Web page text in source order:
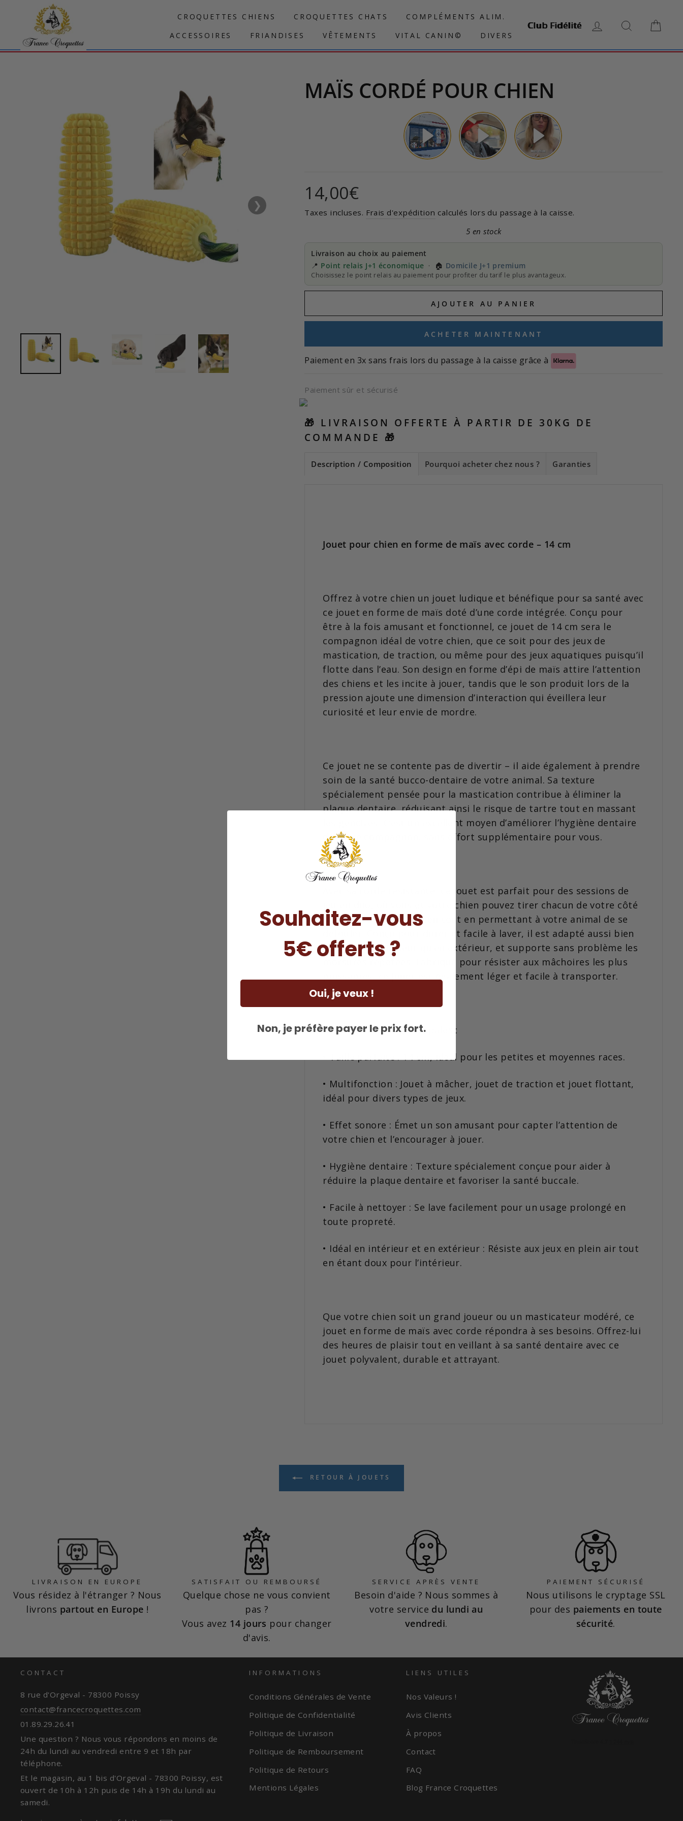
contenu
CROQUETTES CHIENS CROQUETTES CHATS
COMPLÉMENTS ALIM.
ACCESSOIRES
FRIANDISES VÊTEMENTS VITAL CANIN© DIVERS
Club Fidélité SE CONNECTER
❯
MAÏS CORDÉ POUR CHIEN
Prix
régulier
14,00€
Taxes incluses. Frais d'expédition calculés lors du passage à la caisse.
5 en stock
Livraison au choix au paiement
📍 Point relais J+1 économique · 🏠 Domicile J+1 premium
Choisissez le point relais au paiement pour profiter du tarif le plus avantageux.
AJOUTER AU PANIER
ACHETER MAINTENANT
Paiement en 3x sans frais lors du passage à la caisse grâce à
Paiement sûr et sécurisé
🎁 LIVRAISON OFFERTE À PARTIR DE 30KG DE
COMMANDE 🎁
Description / Composition Pourquoi acheter chez nous ? Garanties
Jouet pour chien en forme de maïs avec corde – 14 cm
Offrez à votre chien un jouet ludique et bénéfique pour sa santé avec
ce jouet en forme de maïs doté d’une corde intégrée. Conçu pour
être à la fois amusant et fonctionnel, ce jouet de 14 cm sera le
compagnon idéal de votre chien, que ce soit pour des jeux de
mastication, de traction, ou même pour des jeux aquatiques puisqu’il
flotte dans l’eau. Son design en forme d’épi de maïs attire l’attention
des chiens et les incite à jouer, tandis que le son produit lors de la
pression ajoute une dimension d’interaction qui éveillera leur
curiosité et leur envie de mordre.
Ce jouet ne se contente pas de divertir – il aide également à prendre
soin de la santé bucco-dentaire de votre animal. Sa texture
spécialement pensée pour la mastication contribue à éliminer la
plaque dentaire, réduisant ainsi le risque de tartre tout en massant
les gencives. C’est un excellent moyen d’améliorer l’hygiène dentaire
de votre compagnon, sans effort supplémentaire pour vous.
Avec sa corde résistante, ce jouet est parfait pour des sessions de
jeu en duo, où vous et votre chien pouvez tirer chacun de votre côté
pour renforcer votre lien tout en permettant à votre animal de se
défouler. Conçu pour durer et facile à laver, il est adapté aussi bien
aux jeux en intérieur qu’en extérieur, et supporte sans problème les
morsures répétées. Fabriqué pour résister aux mâchoires les plus
puissantes, ce jouet est également léger et facile à transporter.
Caractéristiques principales :
• Taille parfaite : 14 cm, idéal pour les petites et moyennes races.
• Multifonction : Jouet à mâcher, jouet de traction et jouet flottant,
idéal pour divers types de jeux.
• Effet sonore : Émet un son amusant pour capter l’attention de
votre chien et l’encourager à jouer.
• Hygiène dentaire : Texture spécialement conçue pour aider à
réduire la plaque dentaire et favoriser la santé buccale.
• Facile à nettoyer : Se lave facilement pour un usage prolongé en
toute propreté.
• Idéal en intérieur et en extérieur : Résiste aux jeux en plein air tout
en étant doux pour l’intérieur.
Que votre chien soit un grand joueur ou un masticateur modéré, ce
jouet en forme de maïs avec corde répondra à ses besoins. Offrez-lui
des heures de plaisir tout en veillant à sa santé dentaire avec ce
jouet polyvalent, durable et attrayant.
RETOUR À JOUETS
LIVRAISON EN EUROPE
Vous résidez à l'étranger ? Nous
livrons partout en Europe !
SATISFAIT OU REMBOURSÉ
Quelque chose ne vous convient
pas ?
Vous avez 14 jours pour changer
d'avis.
SERVICE APRÈS VENTE
Besoin d'aide ? Nous sommes à
votre service du lundi au
vendredi.
PAIEMENT SÉCURISÉ
Nous utilisons le cryptage SSL
pour des paiements en toute
sécurité.
CONTACT
8 rue d'Orgeval - 78300 Poissy
contact@francecroquettes.com
01.89.29.26.41
Une question ? Nous vous répondons en moins de
24h du lundi au vendredi entre 9 et 18h par
téléphone.
Et le magasin, au 1 bis d'Orgeval - 78300 Poissy, est
ouvert de 10h à 12h puis de 14h à 19h du lundi au
samedi.
INFORMATIONS
Conditions Générales de Vente
Politique de Confidentialité
Politique de Livraison
Politique de Remboursement
Politique de Retours
Mentions Légales
LIENS UTILES
Nos Valeurs !
Avis Clients
À propos
Contact
FAQ
Blog France Croquettes
Souhaitez-vous
5€ offerts ?
Oui, je veux !
Non, je préfère payer le prix fort.